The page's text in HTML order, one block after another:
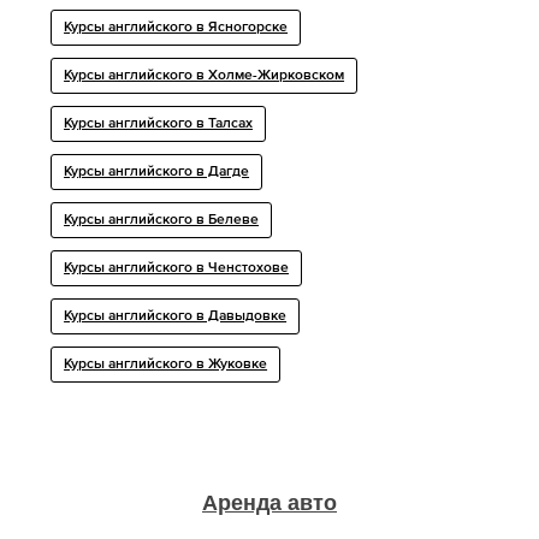
Курсы английского в Ясногорске
Курсы английского в Холме-Жирковском
Курсы английского в Талсах
Курсы английского в Дагде
Курсы английского в Белеве
Курсы английского в Ченстохове
Курсы английского в Давыдовке
Курсы английского в Жуковке
Аренда авто